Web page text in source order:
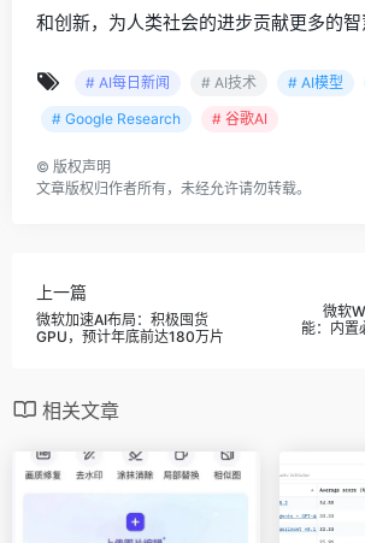
和创新，为人类社会的进步贡献更多的智
# AI每日新闻 # AI技术 # AI模型
# Google Research
# 谷歌AI
© 版权声明
文章版权归作者所有，未经允许请勿转载。
上一篇
微软加速AI布局：积极囤货
GPU，预计年底前达180万片
微软
能：内置
相关文章